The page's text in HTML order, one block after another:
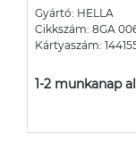
Gyártó: HELLA
Cikkszám: 8GA
Kártyaszám:
1-2 munkanap